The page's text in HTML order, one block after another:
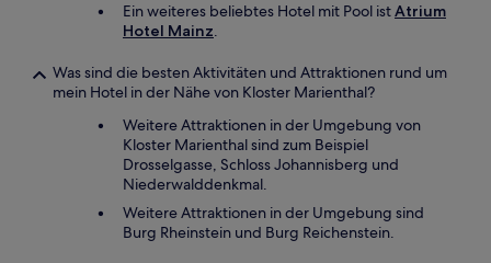
Ein weiteres beliebtes Hotel mit Pool istAtrium
Hotel Mainz.
Was sind die besten Aktivitäten und Attraktionen rund um
mein Hotel in der Nähe von Kloster Marienthal?
Weitere Attraktionen in der Umgebung von
Kloster Marienthal sind zum Beispiel
Drosselgasse, Schloss Johannisberg und
Niederwalddenkmal.
Weitere Attraktionen in der Umgebung sind
Burg Rheinstein und Burg Reichenstein.